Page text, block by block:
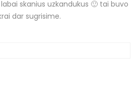
skanius uzkandukus 🙂 tai buvo
dar sugrisime.